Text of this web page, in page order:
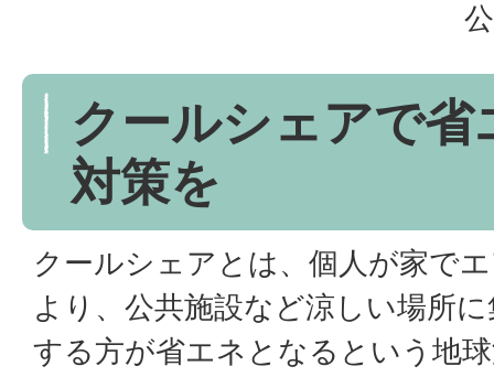
クールシェアで省
対策を
クールシェアとは、個人が家で
より、公共施設など涼しい場所
する方が省エネとなるという地